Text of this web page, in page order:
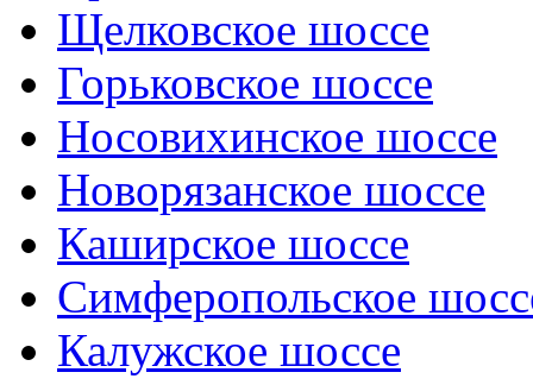
Щелковское шоссе
Горьковское шоссе
Носовихинское шоссе
Новорязанское шоссе
Каширское шоссе
Симферопольское
Калужское шоссе